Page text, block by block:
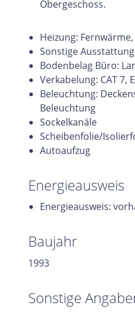
Obergeschoss.
Heizung:
Sonstige
Bodenbelag Büro:
Verkabelung: CAT 7,
Beleuchtung:
Beleuchtung
Sockelkanäle
Scheibenfolie/
Autoaufzug
Energieausweis
Energieausweis:
Baujahr
1993
Sonstige